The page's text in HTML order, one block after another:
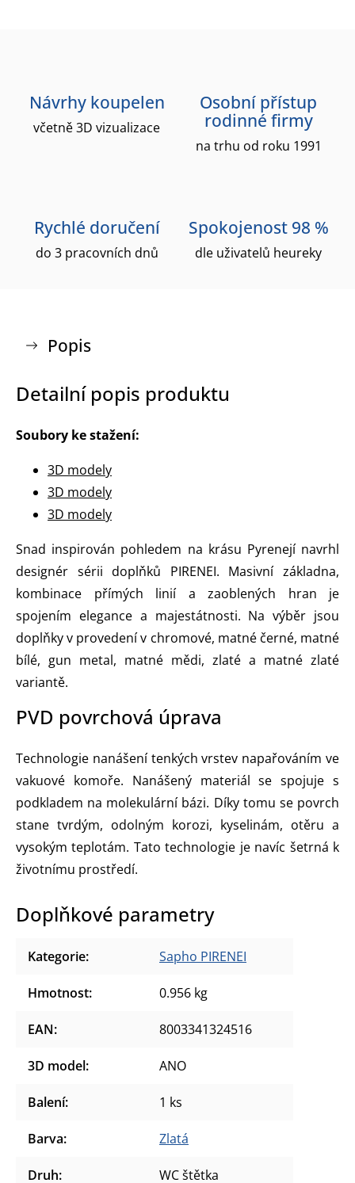
Návrhy koupelen
včetně 3D vizualizace
Osobní přístup
rodinné firmy
na trhu od roku 1991
Rychlé doručení
do 3 pracovních dnů
Spokojenost 98 %
dle uživatelů heureky
Popis
Detailní popis produktu
Soubory ke stažení:
3D modely
3D modely
3D modely
Snad inspirován pohledem na krásu Pyrenejí navrhl
designér sérii doplňků PIRENEI. Masivní základna,
kombinace přímých linií a zaoblených hran je
spojením elegance a majestátnosti. Na výběr jsou
doplňky v provedení v chromové, matné černé, matné
bílé, gun metal, matné mědi, zlaté a matné zlaté
variantě.
PVD povrchová úprava
Technologie nanášení tenkých vrstev napařováním ve
vakuové komoře. Nanášený materiál se spojuje s
podkladem na molekulární bázi. Díky tomu se povrch
stane tvrdým, odolným korozi, kyselinám, otěru a
vysokým teplotám. Tato technologie je navíc šetrná k
životnímu prostředí.
Doplňkové parametry
Kategorie: Sapho PIRENEI
Hmotnost: 0.956 kg
EAN: 8003341324516
3D model: ANO
Balení: 1 ks
Barva: Zlatá
Druh: WC štětka